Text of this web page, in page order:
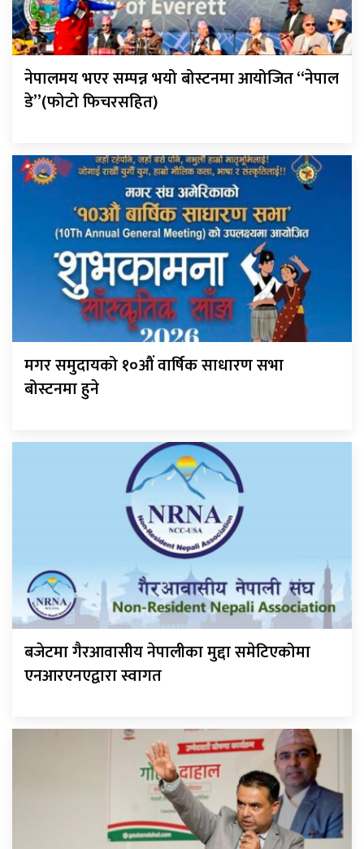
नेपालमय भएर सम्पन्न भयो बोस्टनमा आयोजित “नेपाल
डे”(फोटो फिचरसहित)
मगर समुदायको १०औं वार्षिक साधारण सभा
बोस्टनमा हुने
बजेटमा गैरआवासीय नेपालीका मुद्दा समेटिएकोमा
एनआरएनएद्वारा स्वागत